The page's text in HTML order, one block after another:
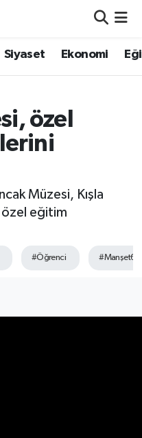
Siyaset Ekonomi
özel
Müzesi, Kışla
eğitim
#Öğrenci #Manşet67